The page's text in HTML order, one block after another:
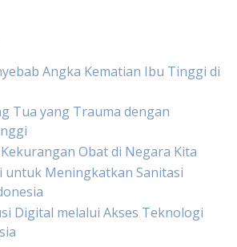
Angka Kematian Ibu Tinggi di
Tua yang Trauma dengan
Obat di Negara Kita
untuk Meningkatkan Sanitasi
Digital melalui Akses Teknologi